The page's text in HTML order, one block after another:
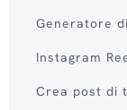
Generatore
Instagram
Crea post di